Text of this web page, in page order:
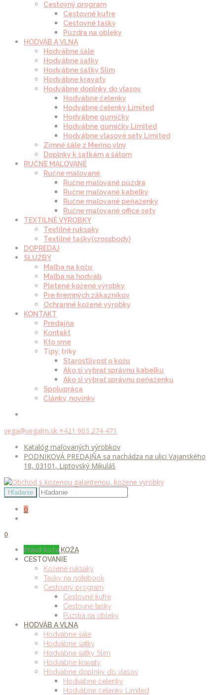
Cestovný program
Cestovné kufre
Cestovné tašky
Púzdra na obleky
HODVÁB A VLNA
Hodvábne šále
Hodvábne šatky
Hodvábne šatky Slim
Hodvábne kravaty
Hodvábne doplnky do vlasov
Hodvábne čelenky
Hodvábne čelenky Limited
Hodvábne gumičky
Hodvábne gumičky Limited
Hodvábne vlasové sety Limited
Zimné šále z Merino vlny
Doplnky k šatkám a šálom
RUČNE MAĽOVANÉ
Ručne maľované
Ručne maľované púzdra
Ručne maľované kabelky
Ručne maľované peňaženky
Ručne maľované office sety
TEXTILNÉ VÝROBKY
Textilné ruksaky
Textilné tašky(crossbody)
DOPREDAJ
SLUŽBY
Maľba na kožu
Maľba na hodváb
Pletené kožené výrobky
Pre firemných zákazníkov
Ochranné kožené výrobky
KONTAKT
Predajňa
Kontakt
Kto sme
Tipy, triky
Starostlivosť o kožu
Ako si vybrať správnu kabelku
Ako si vybrať správnu peňaženku
Spolupráca
Články, novinky
vega@vegalm.sk +421 903 274 471
Katalóg maľovaných výrobkov
PODNIKOVÁ PREDAJŇA sa nachádza na ulici Vajanského
18, 03101, Liptovský Mikuláš
0
0
Pravá koža KOŽA
CESTOVANIE
Kožené ruksaky
Tašky na notebook
Cestovný program
Cestovné kufre
Cestovné tašky
Púzdra na obleky
HODVÁB A VLNA
Hodvábne šále
Hodvábne šatky
Hodvábne šatky Slim
Hodvábne kravaty
Hodvábne doplnky do vlasov
Hodvábne čelenky
Hodvábne čelenky Limited